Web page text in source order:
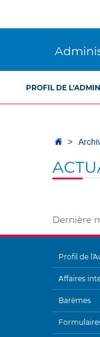
PROFIL DE
Accueil
Dernière
Profil de
Affaires
Barèmes